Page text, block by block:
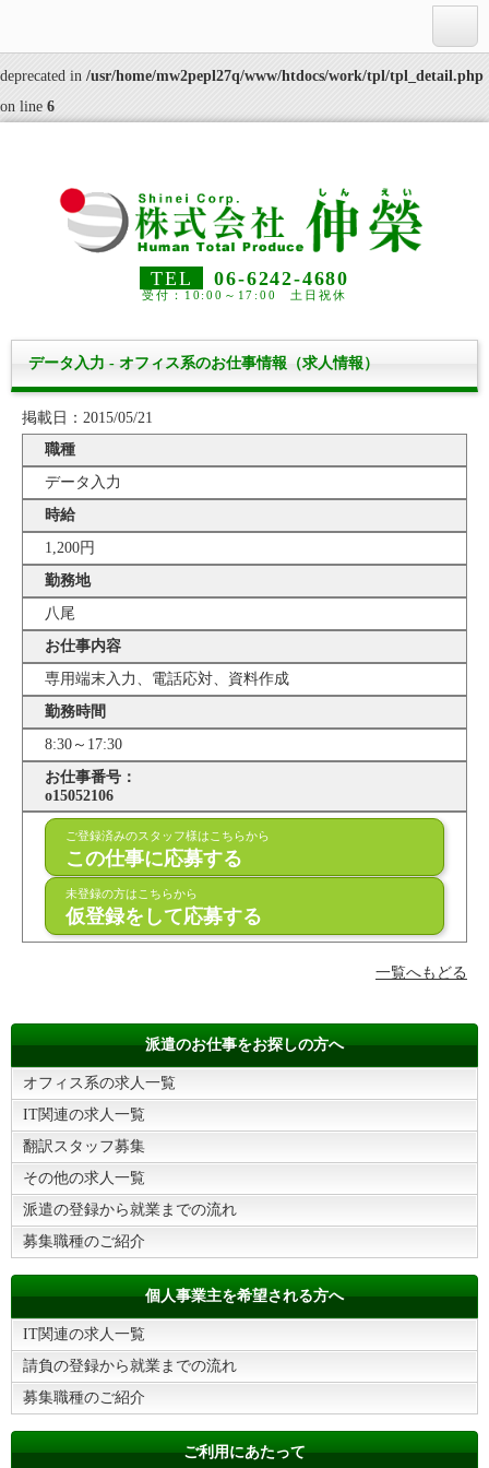
: substr(): Passing null to parameter #1 ($string) of type string is
deprecated in /usr/home/mw2pepl27q/www/htdocs/work/tpl/tpl_detail.php
on line 6
TEL 06-6242-4680
受付：10:00～17:00 土日祝休
データ入力 - オフィス系のお仕事情報（求人情報）
掲載日：2015/05/21
職種
データ入力
時給
1,200円
勤務地
八尾
お仕事内容
専用端末入力、電話応対、資料作成
勤務時間
8:30～17:30
お仕事番号：
o15052106
ご登録済みのスタッフ様はこちらから
この仕事に応募する
未登録の方はこちらから
仮登録をして応募する
一覧へもどる
派遣のお仕事をお探しの方へ
オフィス系の求人一覧
IT関連の求人一覧
翻訳スタッフ募集
その他の求人一覧
派遣の登録から就業までの流れ
募集職種のご紹介
個人事業主を希望される方へ
IT関連の求人一覧
請負の登録から就業までの流れ
募集職種のご紹介
ご利用にあたって